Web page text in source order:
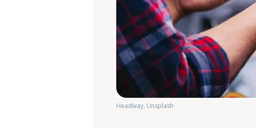
Headway, Unsplash